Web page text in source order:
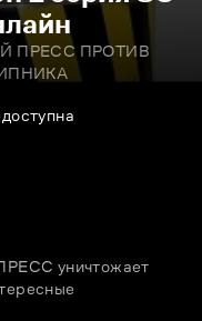
ПРЕСС ПРОТИВ
уничтожает